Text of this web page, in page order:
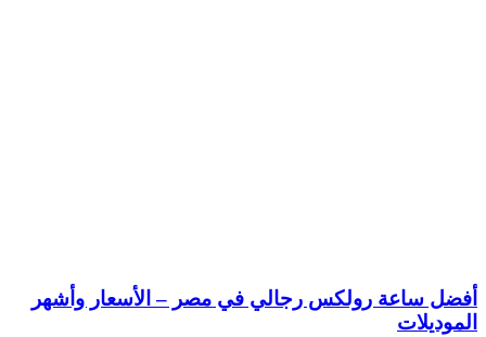
أفضل ساعة رولكس رجالي في مصر – الأسعار وأشهر
الموديلات